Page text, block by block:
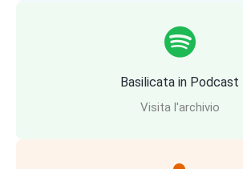
Basilicata in Podcast
Visita l'archivio